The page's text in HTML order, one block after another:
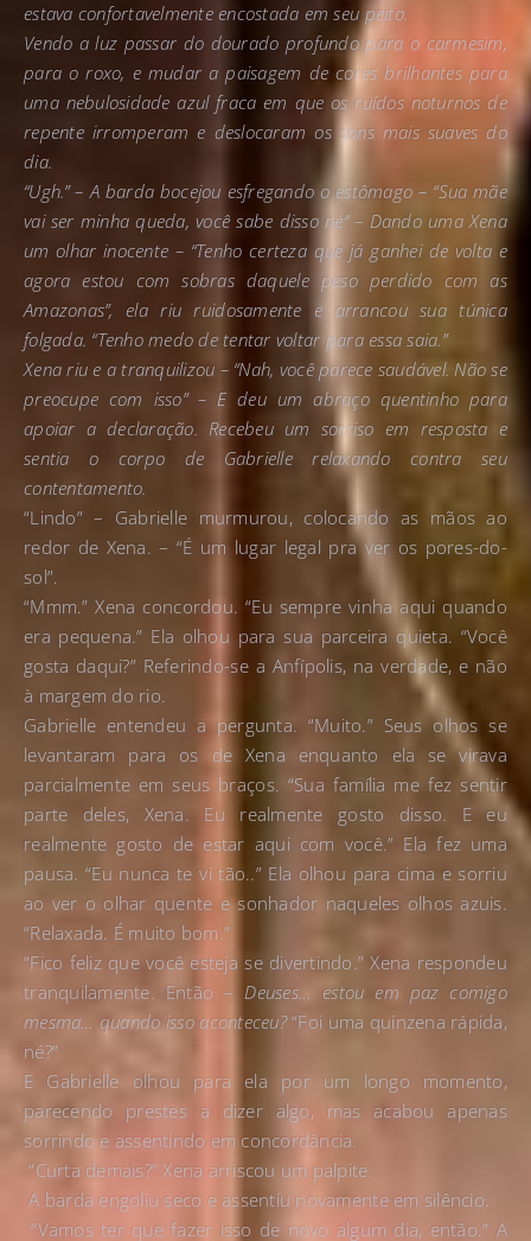
estava confortavelmente encostada em seu peito.
Vendo a luz passar do dourado profundo para o carmesim,
para o roxo, e mudar a paisagem de cores brilhantes para
uma nebulosidade azul fraca em que os ruídos noturnos de
repente irromperam e deslocaram os sons mais suaves do
dia.
“Ugh.” – A barda bocejou esfregando o estômago – “Sua mãe
vai ser minha queda, você sabe disso né” – Dando uma Xena
um olhar inocente – “Tenho certeza que já ganhei de volta e
agora estou com sobras daquele peso perdido com as
Amazonas”, ela riu ruidosamente e arrancou sua túnica
folgada. “Tenho medo de tentar voltar para essa saia.”
Xena riu e a tranquilizou – “Nah, você parece saudável. Não se
preocupe com isso” – E deu um abraço quentinho para
apoiar a declaração. Recebeu um sorriso em resposta e
sentia o corpo de Gabrielle relaxando contra seu
contentamento.
“Lindo” – Gabrielle murmurou, colocando as mãos ao
redor de Xena. – “É um lugar legal pra ver os pores-do-
sol”.
“Mmm.” Xena concordou. “Eu sempre vinha aqui quando
era pequena.” Ela olhou para sua parceira quieta. “Você
gosta daqui?” Referindo-se a Anfípolis, na verdade, e não
à margem do rio.
Gabrielle entendeu a pergunta. “Muito.” Seus olhos se
levantaram para os de Xena enquanto ela se virava
parcialmente em seus braços. “Sua família me fez sentir
parte deles, Xena. Eu realmente gosto disso. E eu
realmente gosto de estar aqui com você.” Ela fez uma
pausa. “Eu nunca te vi tão..” Ela olhou para cima e sorriu
ao ver o olhar quente e sonhador naqueles olhos azuis.
“Relaxada. É muito bom.”
“Fico feliz que você esteja se divertindo.” Xena respondeu
tranquilamente. Então –Deuses… estou em paz comigo
mesma… quando isso aconteceu?“Foi uma quinzena rápida,
né?”
E Gabrielle olhou para ela por um longo momento,
parecendo prestes a dizer algo, mas acabou apenas
sorrindo e assentindo em concordância.
“Curta demais?” Xena arriscou um palpite.
A barda engoliu seco e assentiu novamente em silêncio.
“Vamos ter que fazer isso de novo algum dia, então.” A